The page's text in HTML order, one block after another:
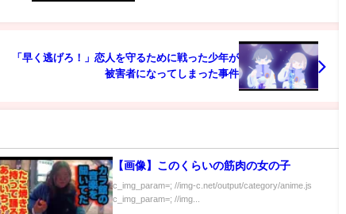
「早く逃げろ！」恋人を守るために戦った少年が
被害者になってしまった事件
【画像】このくらいの筋肉の女の子
c_img_param=; //img-c.net/output/category/anime.js
c_img_param=; //img...